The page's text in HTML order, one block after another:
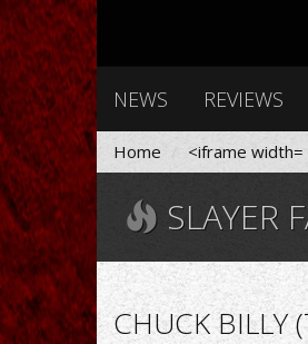
NEWS REVIEWS
Home <iframe width=
SLAYER
CHUCK